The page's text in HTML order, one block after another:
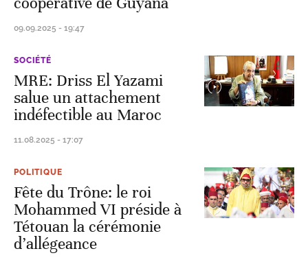
09.09.2025 - 19:47
SOCIÉTÉ
MRE: Driss El Yazami
salue un attachement
indéfectible au Maroc
11.08.2025 - 17:07
POLITIQUE
Fête du Trône: le roi
Mohammed VI préside à
Tétouan la cérémonie
d’allégeance